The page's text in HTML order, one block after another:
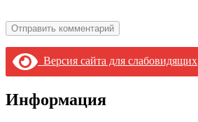
Версия сайта для слабовидящих
Информация